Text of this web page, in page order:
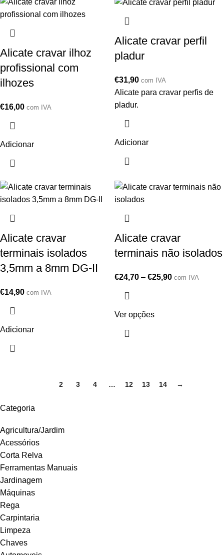
Categoria
Agricultura/Jardim
Acessórios
Corta Relva
Ferramentas Manuais
Jardinagem
Máquinas
Rega
Carpintaria
Limpeza
Chaves
Alicate cravar ilhoz
profissional com
ilhozes
€16,00 com IVA
Adicionar
Alicate cravar perfil
pladur
€31,90 com IVA
Alicate para cravar perfis de
pladur.
Adicionar
Alicate cravar
terminais isolados
3,5mm a 8mm DG-II
€14,90 com IVA
Adicionar
Alicate cravar
terminais não isolados
€24,70 – €25,90 com IVA
Ver opções
2 3 4 … 12 13 14 →